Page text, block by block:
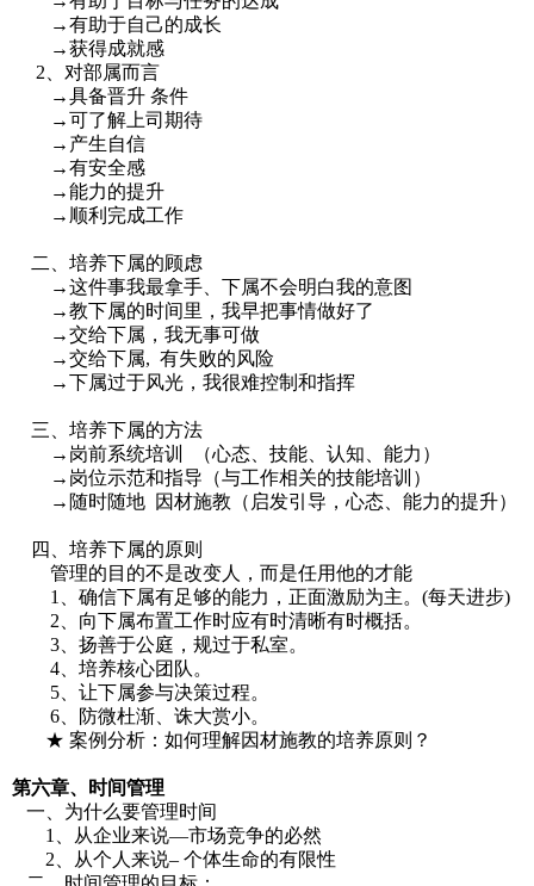
→有助于自己的成长
→获得成就感
2、对部属而言
→具备晋升 条件
→可了解上司期待
→产生自信
→有安全感
→能力的提升
→顺利完成工作
二、培养下属的顾虑
→这件事我最拿手、下属不会明白我的意图
→教下属的时间里，我早把事情做好了
→交给下属，我无事可做
→交给下属, 有失败的风险
→下属过于风光，我很难控制和指挥
三、培养下属的方法
→岗前系统培训 （心态、技能、认知、能力）
→岗位示范和指导（与工作相关的技能培训）
→随时随地 因材施教（启发引导，心态、能力的提升）
四、培养下属的原则
管理的目的不是改变人，而是任用他的才能
1、确信下属有足够的能力，正面激励为主。(每天进步)
2、向下属布置工作时应有时清晰有时概括。
3、扬善于公庭，规过于私室。
4、培养核心团队。
5、让下属参与决策过程。
6、防微杜渐、诛大赏小。
★ 案例分析：如何理解因材施教的培养原则？
第六章、时间管理
一、为什么要管理时间
1、从企业来说—市场竞争的必然
2、从个人来说– 个体生命的有限性